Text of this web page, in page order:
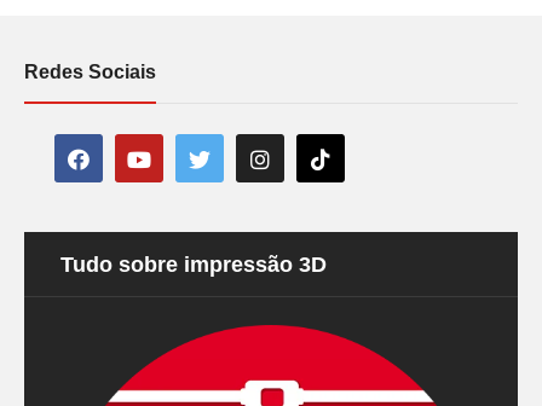
Redes Sociais
Tudo sobre impressão 3D